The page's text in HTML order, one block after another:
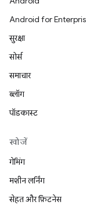
Android for
सुरक्षा
सोर्स
समाचार
ब्लॉग
पॉडकास्ट
खोजें
गेमिंग
मशीन लर्निंग
सेहत और फ़िटनेस